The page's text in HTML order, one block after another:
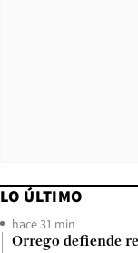
LO ÚLTIMO
hace 31 min
Orrego defiende